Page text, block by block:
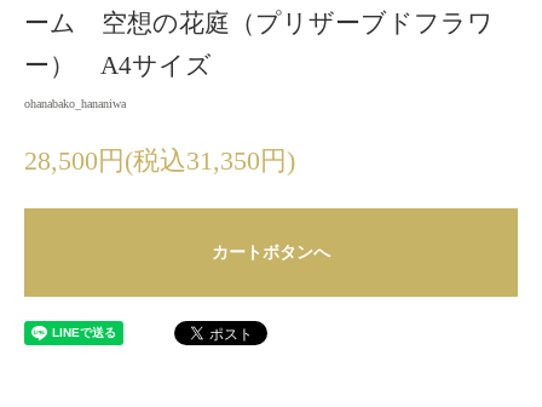
ーム 空想の花庭（プリザーブドフラワ
ー） A4サイズ
ohanabako_hananiwa
28,500円(税込31,350円)
カートボタンへ